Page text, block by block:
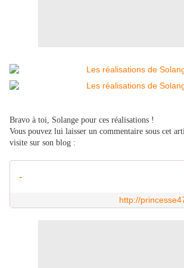
Bravo à toi, Solange pour ces réalisations !
Vous pouvez lui laisser un commentaire sous cet
visite sur son blog :
-
http://